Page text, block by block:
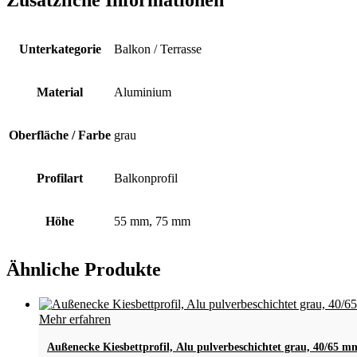
Unterkategorie Balkon / Terrasse
Material Aluminium
Oberfläche / Farbe grau
Profilart Balkonprofil
Höhe 55 mm, 75 mm
Ähnliche Produkte
Mehr erfahren
Außenecke Kiesbettprofil, Alu pulverbeschichtet grau, 40/65